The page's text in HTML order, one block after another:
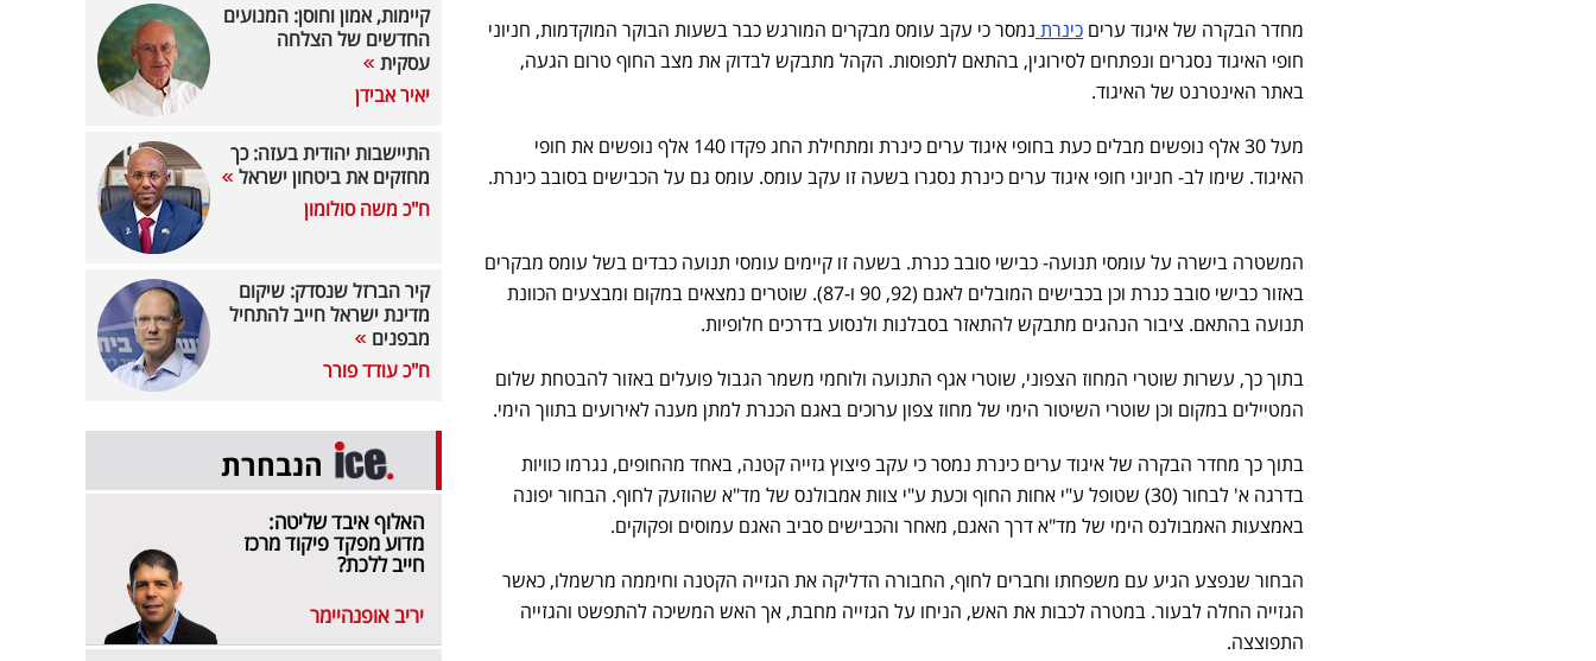
מחדר הבקרה של איגוד ערים כינרת נמסר כי עקב עומס מבקרים המורגש כבר בשעות הבוקר המוקדמות, חניוני
חופי האיגוד נסגרים ונפתחים לסירוגין, בהתאם לתפוסות. הקהל מתבקש לבדוק את מצב החוף טרום הגעה,
באתר האינטרנט של האיגוד.
מעל 30 אלף נופשים מבלים כעת בחופי איגוד ערים כינרת ומתחילת החג פקדו 140 אלף נופשים את חופי
האיגוד. שימו לב- חניוני חופי איגוד ערים כינרת נסגרו בשעה זו עקב עומס. עומס גם על הכבישים בסובב כינרת.
המשטרה בישרה על עומסי תנועה- כבישי סובב כנרת. בשעה זו קיימים עומסי תנועה כבדים בשל עומס מבקרים
באזור כבישי סובב כנרת וכן בכבישים המובלים לאגם (92, 90 ו-87). שוטרים נמצאים במקום ומבצעים הכוונת
תנועה בהתאם. ציבור הנהגים מתבקש להתאזר בסבלנות ולנסוע בדרכים חלופיות.
בתוך כך, עשרות שוטרי המחוז הצפוני, שוטרי אגף התנועה ולוחמי משמר הגבול פועלים באזור להבטחת שלום
המטיילים במקום וכן שוטרי השיטור הימי של מחוז צפון ערוכים באגם הכנרת למתן מענה לאירועים בתווך הימי.
בתוך כך מחדר הבקרה של איגוד ערים כינרת נמסר כי עקב פיצוץ גזייה קטנה, באחד מהחופים, נגרמו כוויות
בדרגה א' לבחור (30) שטופל ע"י אחות החוף וכעת ע"י צוות אמבולנס של מד"א שהוזעק לחוף. הבחור יפונה
באמצעות האמבולנס הימי של מד"א דרך האגם, מאחר והכבישים סביב האגם עמוסים ופקוקים.
הבחור שנפצע הגיע עם משפחתו וחברים לחוף, החבורה הדליקה את הגזייה הקטנה וחיממה מרשמלו, כאשר
הגזייה החלה לבעור. במטרה לכבות את האש, הניחו על הגזייה מחבת, אך האש המשיכה להתפשט והגזייה
התפוצצה.
קיימות, אמון וחוסן: המנועים
החדשים של הצלחה
עסקית
יאיר אבידן
התיישבות יהודית בעזה: כך
מחזקים את ביטחון ישראל
ח"כ משה סולומון
קיר הברזל שנסדק: שיקום
מדינת ישראל חייב להתחיל
מבפנים
ח"כ עודד פורר
הנבחרת
האלוף איבד שליטה:
מדוע מפקד פיקוד מרכז
חייב ללכת?
יריב אופנהיימר